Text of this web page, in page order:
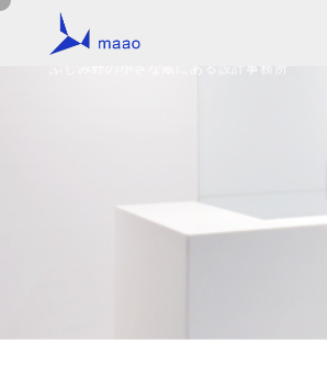
ふじみ野の小さな蔵にある設計事務所